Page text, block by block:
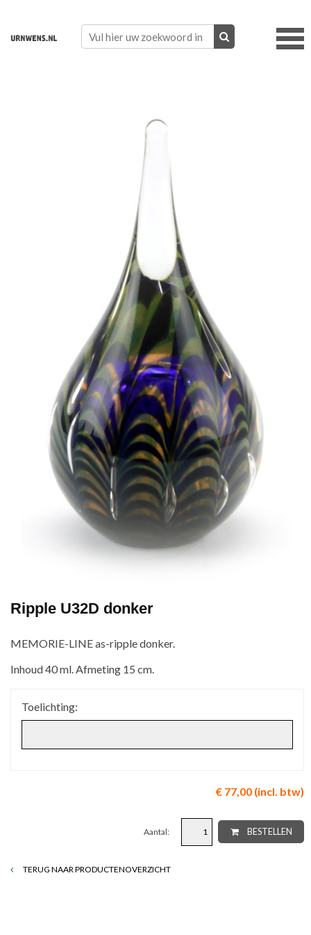
Ripple U32D donker
MEMORIE-LINE as-ripple donker.
Inhoud 40 ml. Afmeting 15 cm.
Toelichting:
€ 77,00 (incl. btw)
Aantal: BESTELLEN
TERUG NAAR PRODUCTENOVERZICHT